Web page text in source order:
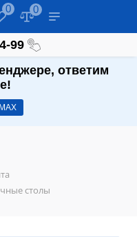
0 0
99
ответим
столы